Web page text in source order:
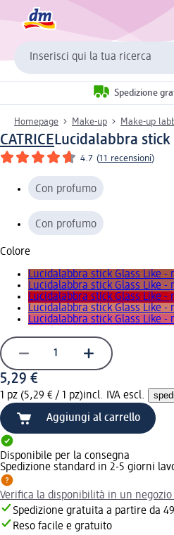
Inserisci qui la tua ricerca
Spedizione
Homepage Make-up Make-up
CATRICELucidalabbra stick
4.7 (11 recensioni)
Con profumo
Con profumo
Colore
Lucidalabbra stick Glass Like -
Lucidalabbra stick Glass Like -
Lucidalabbra stick Glass Like -
Lucidalabbra stick Glass Like -
Lucidalabbra stick Glass Like -
5,29 €
1 pz (5,29 € / 1 pz)incl. IVA escl.
Aggiungi al carrello
Disponibile per la consegna
Spedizione standard in 2-5 giorni
Verifica la disponibilità in un negozio
Spedizione gratuita a partire da
Reso facile e gratuito